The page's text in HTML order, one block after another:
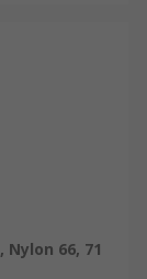
Nylon 66, 71